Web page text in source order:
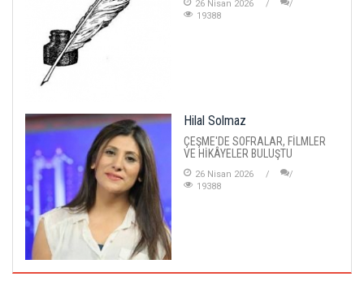
26 Nisan 2026
19388
Hilal Solmaz
ÇEŞME'DE SOFRALAR, FİLMLER
VE HİKÂYELER BULUŞTU
26 Nisan 2026
19388